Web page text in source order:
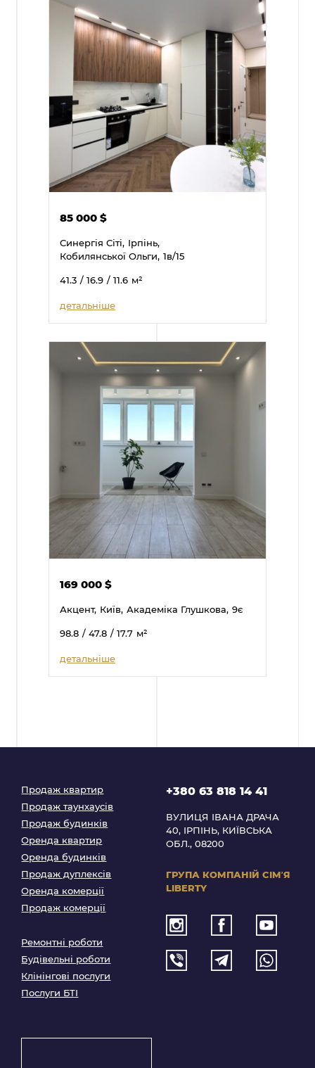
85 000$
Синергія Сіті, Ірпінь,
Кобилянської Ольги, 1в/15
41.3 / 16.9 / 11.6 м²
детальніше
169 000$
Акцент, Київ, Академіка Глушкова, 9є
98.8 / 47.8 / 17.7 м²
детальніше
Продаж квартир
Продаж таунхаусів
Продаж будинків
Оренда квартир
Оренда будинків
Продаж дуплексів
Оренда комерції
Продаж комерції
Ремонтні роботи
Будівельні роботи
Клінінгові послуги
Послуги БТІ
+380 63 818 14 41
ВУЛИЦЯ ІВАНА ДРАЧА
40, ІРПІНЬ, КИЇВСЬКА
ОБЛ., 08200
ГРУПА КОМПАНІЙ СІМʼЯ
LIBERTY